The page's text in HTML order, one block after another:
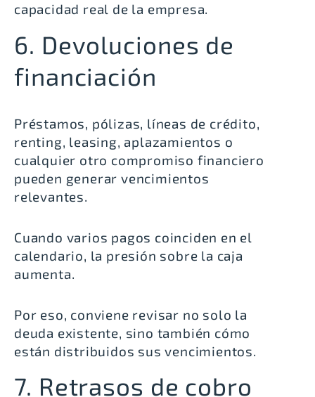
capacidad real de la empresa.
6. Devoluciones de
financiación
Préstamos, pólizas, líneas de crédito,
renting, leasing, aplazamientos o
cualquier otro compromiso financiero
pueden generar vencimientos
relevantes.
Cuando varios pagos coinciden en el
calendario, la presión sobre la caja
aumenta.
Por eso, conviene revisar no solo la
deuda existente, sino también cómo
están distribuidos sus vencimientos.
7. Retrasos de cobro